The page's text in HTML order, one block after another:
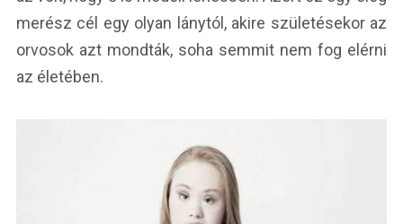
merész cél egy olyan lánytól, akire születésekor az
orvosok azt mondták, soha semmit nem fog elérni
az életében.